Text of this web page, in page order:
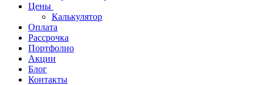
Цены
Калькулятор
Оплата
Рассрочка
Портфолио
Акции
Блог
Контакты